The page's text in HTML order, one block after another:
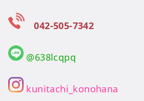
042-505-7342
@638lcqpq
kunitachi_konohana